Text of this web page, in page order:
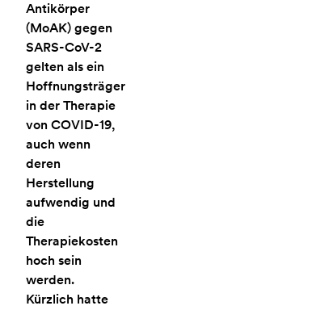
Antikörper
(MoAK) gegen
SARS-CoV-2
gelten als ein
Hoffnungsträger
in der Therapie
von COVID-19,
auch wenn
deren
Herstellung
aufwendig und
die
Therapiekosten
hoch sein
werden.
Kürzlich hatte